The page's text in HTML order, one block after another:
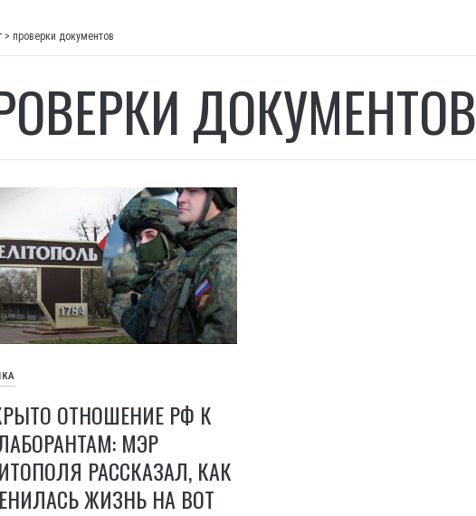
> проверки документов
ДОКУМЕНТОВ
ОТНОШЕНИЕ РФ К
МЭР
РАССКАЗАЛ, КАК
ЖИЗНЬ НА ВОТ